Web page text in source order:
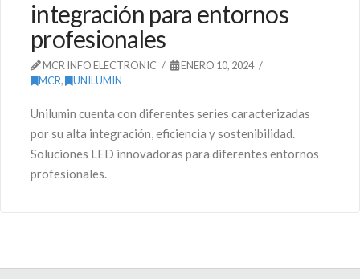
integración para entornos
profesionales
MCR INFO ELECTRONIC
ENERO 10, 2024
MCR, UNILUMIN
Unilumin cuenta con diferentes series caracterizadas
por su alta integración, eficiencia y sostenibilidad.
Soluciones LED innovadoras para diferentes entornos
profesionales.